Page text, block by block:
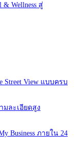
Wellness สู่
Street View แบบครบ
มละเอียดสูง
Business ภายใน 24